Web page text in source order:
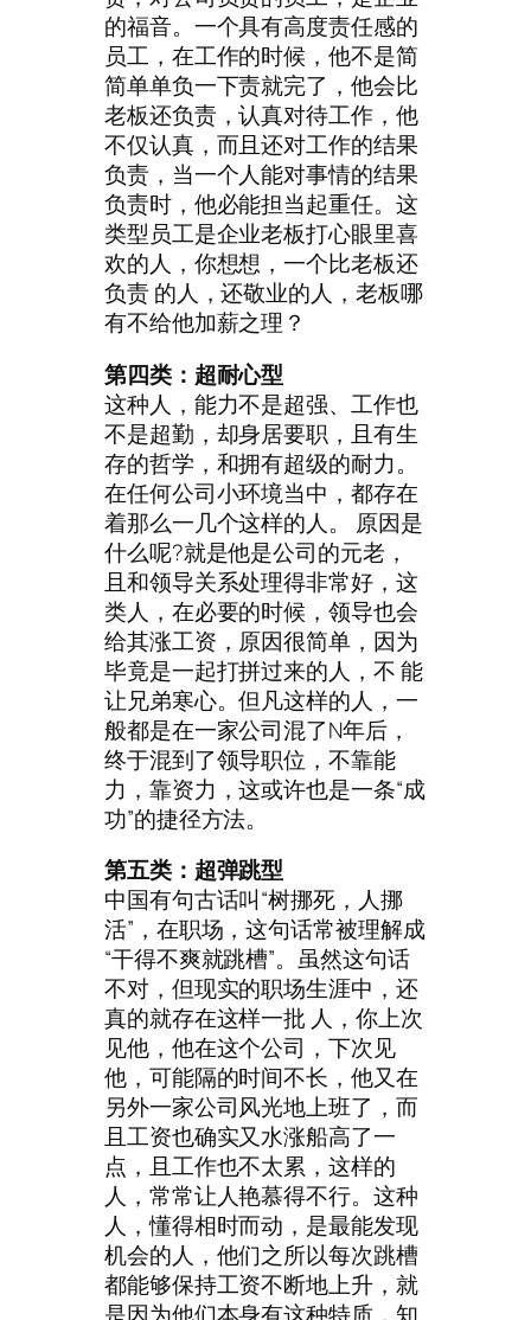
的福音。一个具有高度责任感的
员工，在工作的时候，他不是简
简单单负一下责就完了，他会比
老板还负责，认真对待工作，他
不仅认真，而且还对工作的结果
负责，当一个人能对事情的结果
负责时，他必能担当起重任。这
类型员工是企业老板打心眼里喜
欢的人，你想想，一个比老板还
负责 的人，还敬业的人，老板哪
有不给他加薪之理？
第四类：超耐心型
这种人，能力不是超强、工作也
不是超勤，却身居要职，且有生
存的哲学，和拥有超级的耐力。
在任何公司小环境当中，都存在
着那么一几个这样的人。 原因是
什么呢?就是他是公司的元老，
且和领导关系处理得非常好，这
类人，在必要的时候，领导也会
给其涨工资，原因很简单，因为
毕竟是一起打拼过来的人，不 能
让兄弟寒心。但凡这样的人，一
般都是在一家公司混了N年后，
终于混到了领导职位，不靠能
力，靠资力，这或许也是一条“成
功”的捷径方法。
第五类：超弹跳型
中国有句古话叫“树挪死，人挪
活”，在职场，这句话常被理解成
“干得不爽就跳槽”。虽然这句话
不对，但现实的职场生涯中，还
真的就存在这样一批 人，你上次
见他，他在这个公司，下次见
他，可能隔的时间不长，他又在
另外一家公司风光地上班了，而
且工资也确实又水涨船高了一
点，且工作也不太累，这样的
人，常常让人艳慕得不行。这种
人，懂得相时而动，是最能发现
机会的人，他们之所以每次跳槽
都能够保持工资不断地上升，就